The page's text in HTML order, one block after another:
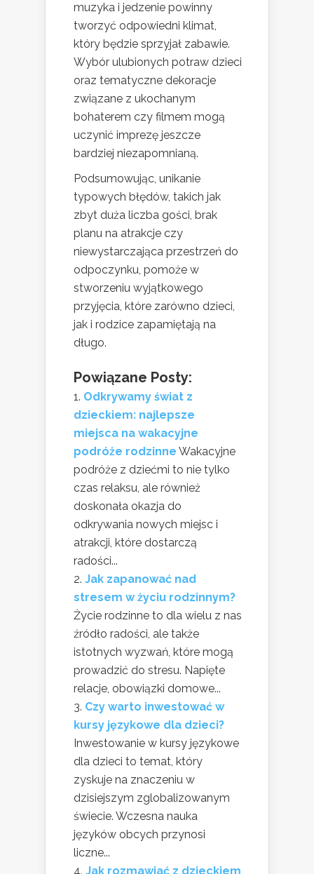
muzyka i jedzenie powinny
tworzyć odpowiedni klimat,
który będzie sprzyjał zabawie.
Wybór ulubionych potraw dzieci
oraz tematyczne dekoracje
związane z ukochanym
bohaterem czy filmem mogą
uczynić imprezę jeszcze
bardziej niezapomnianą.
Podsumowując, unikanie
typowych błędów, takich jak
zbyt duża liczba gości, brak
planu na atrakcje czy
niewystarczająca przestrzeń do
odpoczynku, pomoże w
stworzeniu wyjątkowego
przyjęcia, które zarówno dzieci,
jak i rodzice zapamiętają na
długo.
Powiązane Posty:
Odkrywamy świat z
dzieckiem: najlepsze
miejsca na wakacyjne
podróże rodzinne Wakacyjne
podróże z dziećmi to nie tylko
czas relaksu, ale również
doskonała okazja do
odkrywania nowych miejsc i
atrakcji, które dostarczą
radości...
Jak zapanować nad
stresem w życiu rodzinnym?
Życie rodzinne to dla wielu z nas
źródło radości, ale także
istotnych wyzwań, które mogą
prowadzić do stresu. Napięte
relacje, obowiązki domowe...
Czy warto inwestować w
kursy językowe dla dzieci?
Inwestowanie w kursy językowe
dla dzieci to temat, który
zyskuje na znaczeniu w
dzisiejszym zglobalizowanym
świecie. Wczesna nauka
języków obcych przynosi
liczne...
Jak rozmawiać z dzieckiem